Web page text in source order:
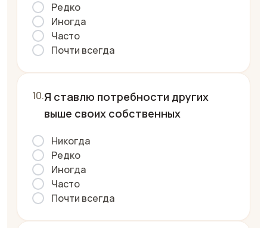
Редко
Иногда
Часто
Почти всегда
Я ставлю потребности других
выше своих собственных
Никогда
Редко
Иногда
Часто
Почти всегда